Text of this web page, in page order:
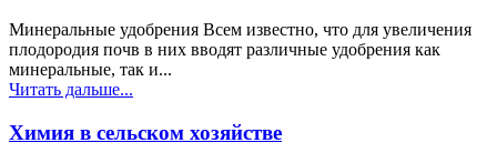
Минеральные удобрения Всем известно, что для увеличения
плодородия почв в них вводят различные удобрения как
минеральные, так и...
Читать дальше...
Химия в сельском хозяйстве